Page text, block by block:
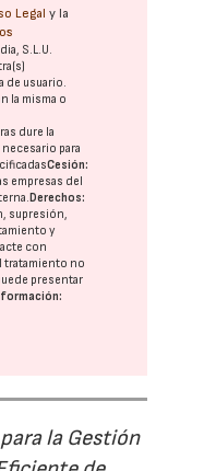
Legal y la
S.L.U.
de usuario.
la misma o
dure la
para
Cesión:
empresas del
Derechos:
supresión,
y
con
tratamiento no
presentar
la Gestión